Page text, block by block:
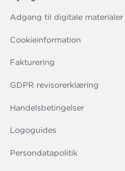
Adgang til digitale materialer
Cookieinformation
Fakturering
GDPR revisorerklæring
Handelsbetingelser
Logoguides
Persondatapolitik